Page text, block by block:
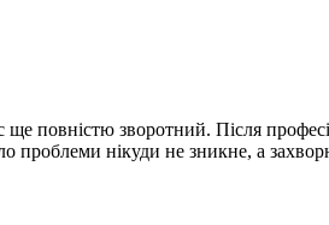
ще повністю зворотний. Після
проблеми нікуди не зникне, а